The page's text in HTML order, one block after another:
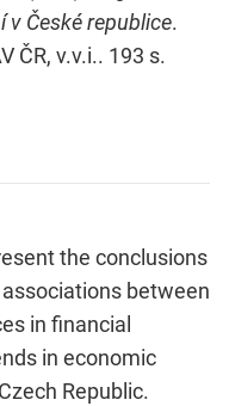
České republice.
ČR, v.v.i.. 193 s.
the conclusions
between
in financial
in economic
Republic.